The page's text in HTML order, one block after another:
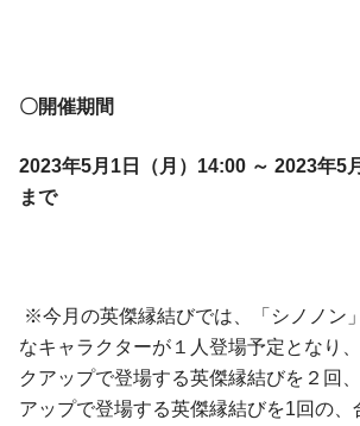
〇開催期間
2023年5月1日（月）14:00 ～ 2023年5
まで
※今月の英傑縁結びでは、「シノノン
なキャラクターが１人登場予定となり
クアップで登場する英傑縁結びを２回
アップで登場する英傑縁結びを1回の、